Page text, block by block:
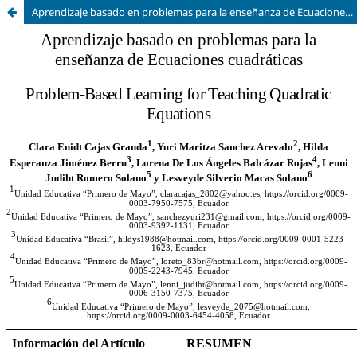
Aprendizaje basado en problemas para la enseñanza de Ecuaciones cuadráticas